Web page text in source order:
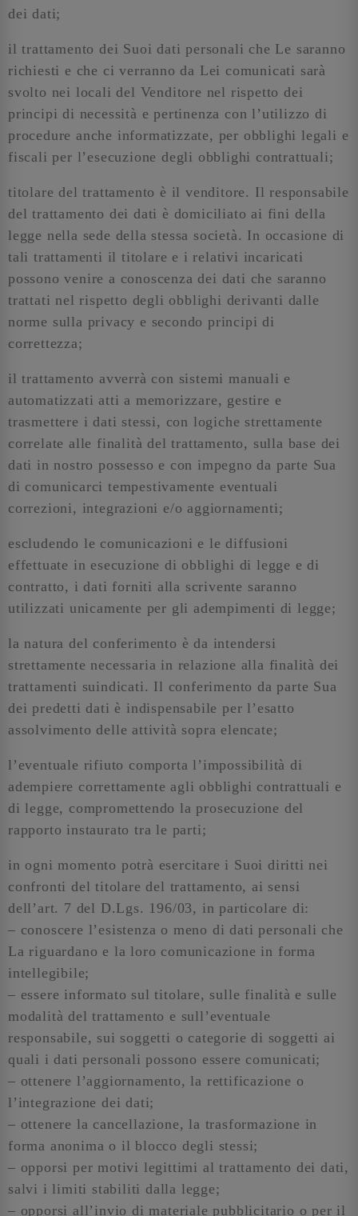
dei dati;
il trattamento dei Suoi dati personali che Le saranno
richiesti e che ci verranno da Lei comunicati sarà
svolto nei locali del Venditore nel rispetto dei
principi di necessità e pertinenza con l’utilizzo di
procedure anche informatizzate, per obblighi legali e
fiscali per l’esecuzione degli obblighi contrattuali;
titolare del trattamento è il venditore. Il responsabile
del trattamento dei dati è domiciliato ai fini della
legge nella sede della stessa società. In occasione di
tali trattamenti il titolare e i relativi incaricati
possono venire a conoscenza dei dati che saranno
trattati nel rispetto degli obblighi derivanti dalle
norme sulla privacy e secondo principi di
correttezza;
il trattamento avverrà con sistemi manuali e
automatizzati atti a memorizzare, gestire e
trasmettere i dati stessi, con logiche strettamente
correlate alle finalità del trattamento, sulla base dei
dati in nostro possesso e con impegno da parte Sua
di comunicarci tempestivamente eventuali
correzioni, integrazioni e/o aggiornamenti;
escludendo le comunicazioni e le diffusioni
effettuate in esecuzione di obblighi di legge e di
contratto, i dati forniti alla scrivente saranno
utilizzati unicamente per gli adempimenti di legge;
la natura del conferimento è da intendersi
strettamente necessaria in relazione alla finalità dei
trattamenti suindicati. Il conferimento da parte Sua
dei predetti dati è indispensabile per l’esatto
assolvimento delle attività sopra elencate;
l’eventuale rifiuto comporta l’impossibilità di
adempiere correttamente agli obblighi contrattuali e
di legge, compromettendo la prosecuzione del
rapporto instaurato tra le parti;
in ogni momento potrà esercitare i Suoi diritti nei
confronti del titolare del trattamento, ai sensi
dell’art. 7 del D.Lgs. 196/03, in particolare di:
– conoscere l’esistenza o meno di dati personali che
La riguardano e la loro comunicazione in forma
intellegibile;
– essere informato sul titolare, sulle finalità e sulle
modalità del trattamento e sull’eventuale
responsabile, sui soggetti o categorie di soggetti ai
quali i dati personali possono essere comunicati;
– ottenere l’aggiornamento, la rettificazione o
l’integrazione dei dati;
– ottenere la cancellazione, la trasformazione in
forma anonima o il blocco degli stessi;
– opporsi per motivi legittimi al trattamento dei dati,
salvi i limiti stabiliti dalla legge;
– opporsi all’invio di materiale pubblicitario o per il